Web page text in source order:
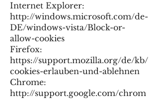
Internet Explorer:
http://windows.microsoft.com/de-
DE/windows-vista/Block-or-
allow-cookies
Firefox:
https://support.mozilla.org/de/kb/
cookies-erlauben-und-ablehnen
Chrome:
http://support.google.com/chrom